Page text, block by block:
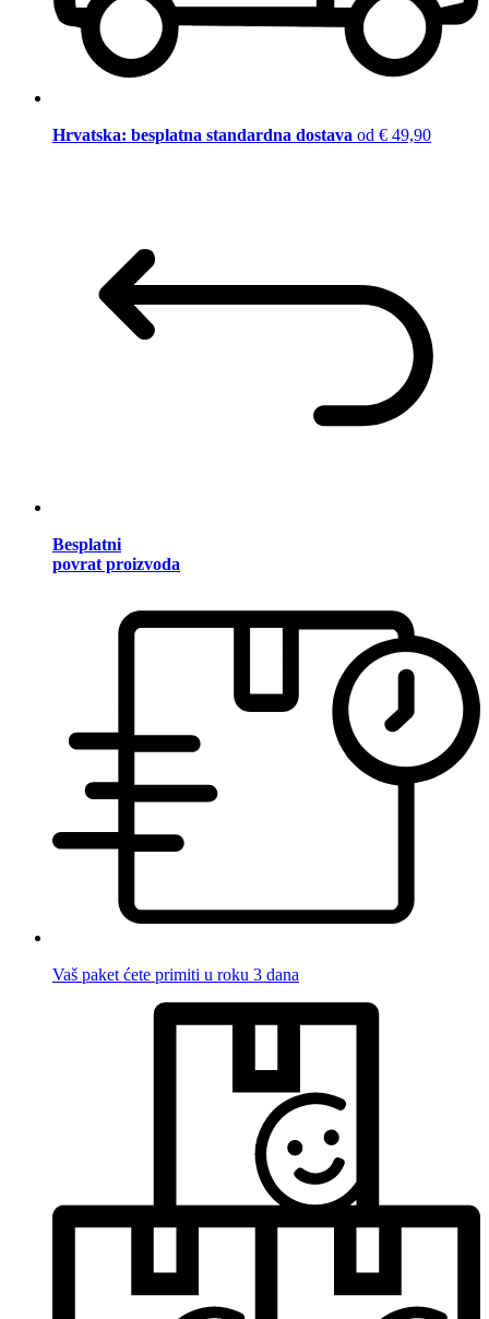
Hrvatska: besplatna standardna dostava od € 49,90
Besplatni
povrat proizvoda
Vaš paket ćete primiti u roku 3 dana